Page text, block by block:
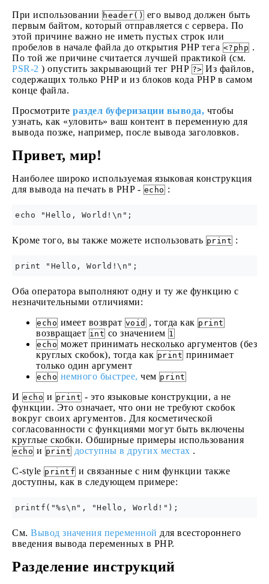
При использовании header() его вывод должен быть
первым байтом, который отправляется с сервера. По
этой причине важно не иметь пустых строк или
пробелов в начале файла до открытия PHP тега <?php .
По той же причине считается лучшей практикой (см.
PSR-2 ) опустить закрывающий тег PHP ?> Из файлов,
содержащих только PHP и из блоков кода PHP в самом
конце файла.
Просмотрите раздел буферизации вывода, чтобы
узнать, как «уловить» ваш контент в переменную для
вывода позже, например, после вывода заголовков.
Привет, мир!
Наиболее широко используемая языковая конструкция
для вывода на печать в PHP - echo :
Кроме того, вы также можете использовать print :
Оба оператора выполняют одну и ту же функцию с
незначительными отличиями:
echo имеет возврат void , тогда как print
возвращает int со значением 1
echo может принимать несколько аргументов (без
круглых скобок), тогда как print принимает
только один аргумент
echo немного быстрее, чем print
И echo и print - это языковые конструкции, а не
функции. Это означает, что они не требуют скобок
вокруг своих аргументов. Для косметической
согласованности с функциями могут быть включены
круглые скобки. Обширные примеры использования
echo и print доступны в других местах .
C-style printf и связанные с ним функции также
доступны, как в следующем примере:
См. Вывод значения переменной для всестороннего
введения вывода переменных в PHP.
Разделение инструкций